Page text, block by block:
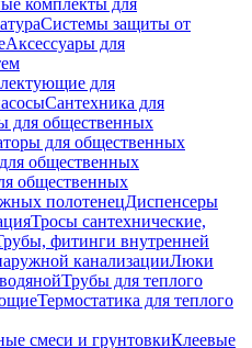
комплекты для
Системы защиты от
Аксессуары для
для
Сантехника для
для общественных
для общественных
общественных
общественных
полотенецДиспенсеры
Тросы сантехнические,
фитинги внутренней
канализацииЛюки
Трубы для теплого
Термостатика для теплого
смеси и грунтовкиКлеевые